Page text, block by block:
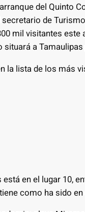
del Quinto
de
mil visitantes
a
la lista de los más
en el lugar 10,
como ha sido